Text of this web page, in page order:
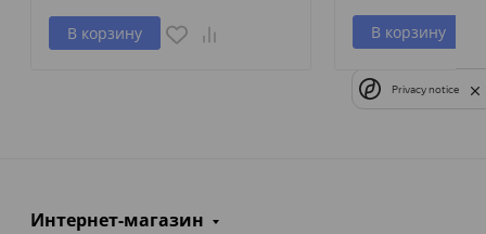
В корзину В корзину
Интернет-магазин
Privacy notice